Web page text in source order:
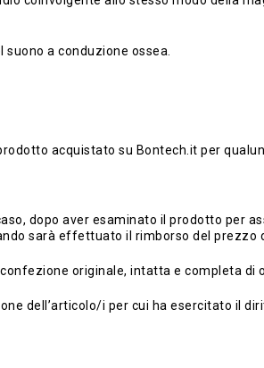
suono a conduzione ossea.
acquistato su Bontech.it per
dopo aver esaminato il prodotto per
sarà effettuato il rimborso del prezzo
originale, intatta e completa
dell’articolo/i per cui ha esercitato il